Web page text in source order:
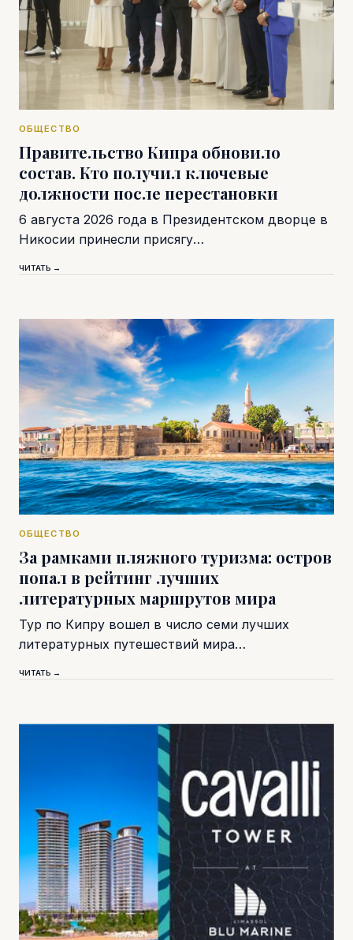
ОБЩЕСТВО
Правительство Кипра обновило
состав. Кто получил ключевые
должности после перестановки
6 августа 2026 года в Президентском дворце в
Никосии принесли присягу…
ЧИТАТЬ →
ОБЩЕСТВО
За рамками пляжного туризма: остров
попал в рейтинг лучших
литературных маршрутов мира
Тур по Кипру вошел в число семи лучших
литературных путешествий мира…
ЧИТАТЬ →